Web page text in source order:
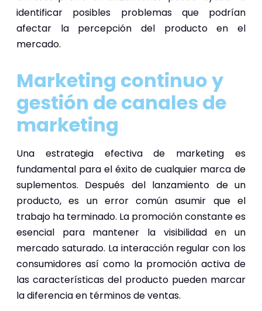
identificar posibles problemas que podrían
afectar la percepción del producto en el
mercado.
Marketing continuo y
gestión de canales de
marketing
Una estrategia efectiva de marketing es
fundamental para el éxito de cualquier marca de
suplementos. Después del lanzamiento de un
producto, es un error común asumir que el
trabajo ha terminado. La promoción constante es
esencial para mantener la visibilidad en un
mercado saturado. La interacción regular con los
consumidores así como la promoción activa de
las características del producto pueden marcar
la diferencia en términos de ventas.